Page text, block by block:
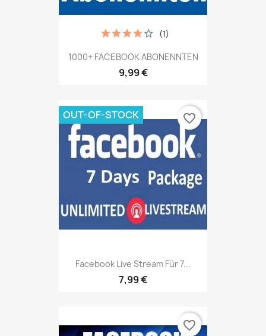
1000+ FACEBOOK ABONENNTEN
9,99 €
(1)
Facebook Live Stream Für 7...
7,99 €
OUT-OF-STOCK favorite_border
favorite_border